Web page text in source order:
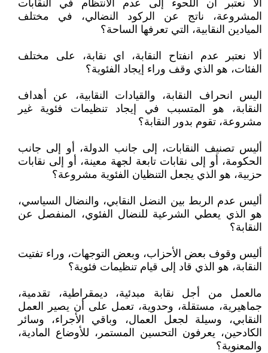
ألا نعتبر أن اللحوء إلى عدم الانتظام في النقابات
المشروعة، ناتج عن الركود النضالي، في مختلف
الميادين النقابية، التي تعرفها الساحة؟
ألا نعتبر عدم انفتاح النقابة، اي نقابة، على مختلف
الفئات، هو الذي وقف وراء إيجاد الفئوية؟
اليس انحراف النقابة، والقيادات النقابية، عن أهداف
النقابة، هو المتسبب في إيجاد تنظيمات فئوية غير
مشروعة، تقوم بدور النقابة؟
أليس تصنيف النقابات، إلى جانب الدولة، أو إلى جانب
الحكومة، أو إلى نقابات تابعة لجهة معينة، أو إلى نقابات
حزبية، هو الذي يجعل التنظيان الفئوية مشروعة؟
أليس عدم الربط بين النضل النقابي، والنضال السياسي،
هو الذي يعطي الشرعية للنضال الفئوي، المنفصل عن
النقابة؟
أليس وقوف بعض الأحزاب، وبعض التوجهات، وراء تفتيت
النقابة، هو الذي قاد إلى قيام تنظيمات فئوية؟
مالعمل من أجل نقابة مبدئية، ديمقراطية، تقدمية،
جماهيرية، مستقلة، وحدوية، تعمل على أن يصير العمل
النقابي، وسيلة لجعل العمال، وباقي الأجراء، وسائر
الكادحين، يعرفون التحسين المستمر، للأوضاع المادية،
والمعنوية؟